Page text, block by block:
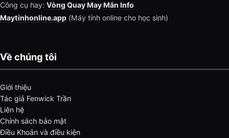
Công cụ hay: Vòng Quay May Mắn Info
Maytinhonline.app (Máy tính online cho học sinh)
Về chúng tôi
Giới thiệu
Tác giả Fenwick Trần
Liên hệ
Chính sách bảo mật
Điều Khoản và điều kiện